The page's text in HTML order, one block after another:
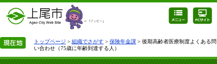
トップページ > 組織でさがす > 保険年金課 > 後期高齢者医療制度よくある問
い合わせ（75歳に年齢到達する人）